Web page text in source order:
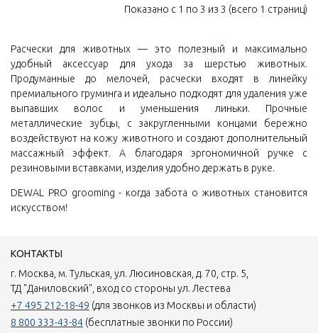
Показано с 1 по 3 из 3 (всего 1 страниц)
Расчески для животных — это полезный и максимально
удобный аксессуар для ухода за шерстью животных.
Продуманные до мелочей, расчески входят в линейку
премиального груминга и идеально подходят для удаления уже
выпавших волос и уменьшения линьки. Прочные
металлические зубцы, с закругленными концами бережно
воздействуют на кожу животного и создают дополнительный
массажный эффект. А благодаря эргономичной ручке с
резиновыми вставками, изделия удобно держать в руке.
DEWAL PRO grooming - когда забота о животных становится
искусством!
КОНТАКТЫ
г. Москва, м. Тульская, ул. Люсиновская, д. 70, стр. 5,
ТД "Даниловский", вход со стороны ул. Лестева
+7 495 212-18-49 (для звонков из Москвы и области)
8 800 333-43-84 (бесплатные звонки по России)